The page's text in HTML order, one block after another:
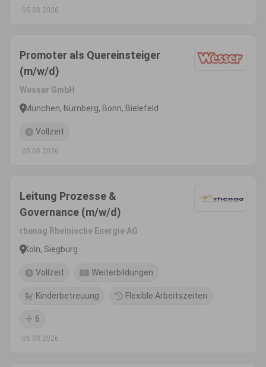
05.08.2026
Promoter als Quereinsteiger
(m/w/d)
Wesser GmbH
München, Nürnberg, Bonn, Bielefeld
Vollzeit
05.08.2026
Leitung Prozesse &
Governance (m/w/d)
rhenag Rheinische Energie AG
Köln, Siegburg
Vollzeit Weiterbildungen
Kinderbetreuung Flexible Arbeitszeiten
6
06.08.2026